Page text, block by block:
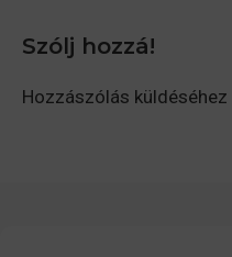
Szólj hozzá!
Hozzászólás küldéséhez